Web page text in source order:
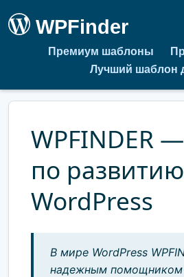
WPFinder
Премиум шаблоны
Лучший шаблон
WPFINDER
по
WordPress
В мире WordPress
надежным помощником